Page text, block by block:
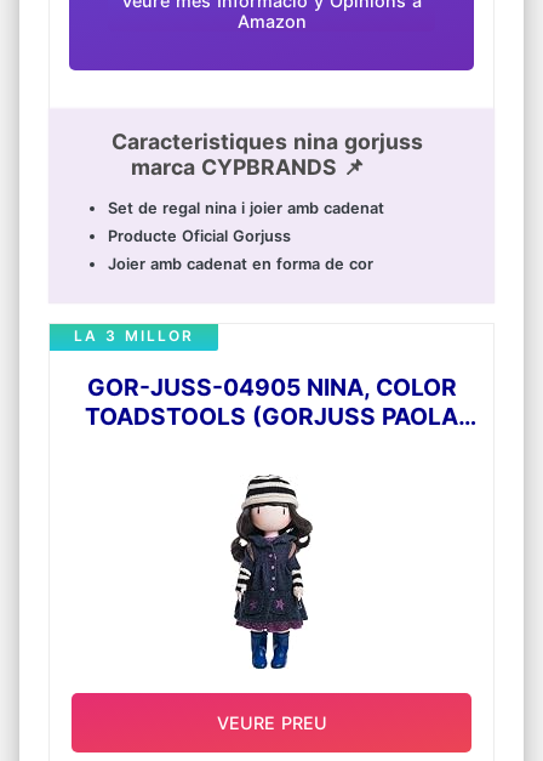
Amazon
Caracteristiques nina gorjuss
marca CYPBRANDS 📌
Set de regal nina i joier amb cadenat
Producte Oficial Gorjuss
Joier amb cadenat en forma de cor
GOR-JUSS-04905 NINA, COLOR
TOADSTOOLS (GORJUSS PAOLA
LA 3 MILLOR
VEURE PREU